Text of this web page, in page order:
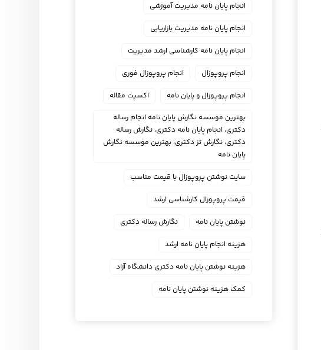
انجام پایان نامه مدیریت آموزشی
انجام پایان نامه مدیریت بازاریابی
انجام پایان نامه کارشناسی ارشد مدیریت
انجام پروپوزال
انجام پروپوزال فوری
انجام پروپوزال و پایان نامه
اکسپت مقاله
بهترین موسسه نگارش پایان نامه انجام رساله
دکتری، انجام پایان نامه دکتری، نگارش رساله
دکتری، نگارش تز دکتری، بهترین موسسه نگارش
پایان نامه
سایت نوشتن پروپوزال با قیمت مناسب
قیمت پروپوزال کارشناسی ارشد
نوشتن پایان نامه
نگارش رساله دکتری
هزینه انجام پایان نامه ارشد
هزینه نوشتن پایان نامه دکتری دانشگاه آزاد
کمک هزینه نوشتن پایان نامه